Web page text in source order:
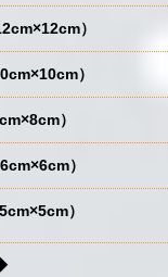
）
）
）
）
）